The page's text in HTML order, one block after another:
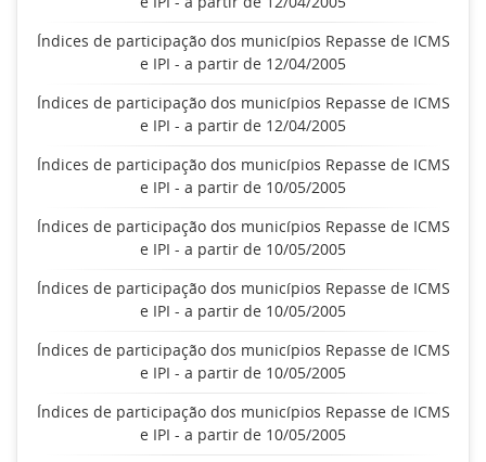
Índices de participação dos municípios Repasse de ICMS
e IPI - a partir de 12/04/2005
Índices de participação dos municípios Repasse de ICMS
e IPI - a partir de 12/04/2005
Índices de participação dos municípios Repasse de ICMS
e IPI - a partir de 10/05/2005
Índices de participação dos municípios Repasse de ICMS
e IPI - a partir de 10/05/2005
Índices de participação dos municípios Repasse de ICMS
e IPI - a partir de 10/05/2005
Índices de participação dos municípios Repasse de ICMS
e IPI - a partir de 10/05/2005
Índices de participação dos municípios Repasse de ICMS
e IPI - a partir de 10/05/2005